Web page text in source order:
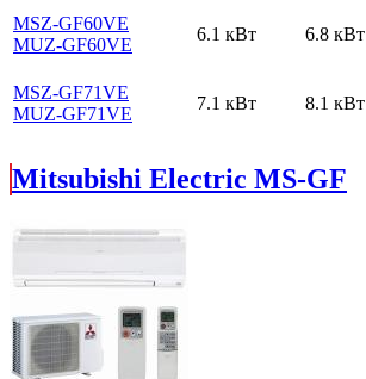
MSZ-GF60VE
MUZ-GF60VE
6.1 кВт 6.8 кВт
MSZ-GF71VE
MUZ-GF71VE
7.1 кВт 8.1 кВт
Mitsubishi Electric MS-GF